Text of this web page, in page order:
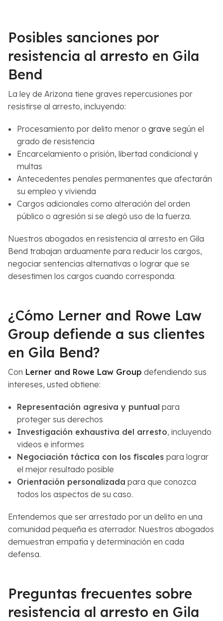
a
a
*
o
Posibles sanciones por
resistencia al arresto en Gila
Bend
La ley de Arizona tiene graves repercusiones por
resistirse al arresto, incluyendo:
Procesamiento por delito menor o grave según el
grado de resistencia
Encarcelamiento o prisión, libertad condicional y
multas
Antecedentes penales permanentes que afectarán
su empleo y vivienda
Cargos adicionales como alteración del orden
público o agresión si se alegó uso de la fuerza.
Nuestros abogados en resistencia al arresto en Gila
Bend trabajan arduamente para reducir los cargos,
negociar sentencias alternativas o lograr que se
desestimen los cargos cuando corresponda.
¿Cómo Lerner and Rowe Law
Group defiende a sus clientes
en Gila Bend?
Con Lerner and Rowe Law Group defendiendo sus
intereses, usted obtiene:
Representación agresiva y puntual para
proteger sus derechos
Investigación exhaustiva del arresto, incluyendo
videos e informes
Negociación táctica con los fiscales para lograr
el mejor resultado posible
Orientación personalizada para que conozca
todos los aspectos de su caso.
Entendemos que ser arrestado por un delito en una
comunidad pequeña es aterrador. Nuestros abogados
demuestran empatía y determinación en cada
defensa.
Preguntas frecuentes sobre
resistencia al arresto en Gila